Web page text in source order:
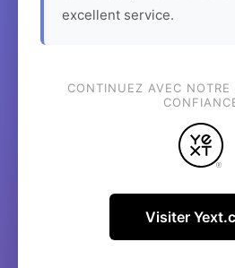
excellent service.
CONTINUEZ AVEC NOTRE
Visiter